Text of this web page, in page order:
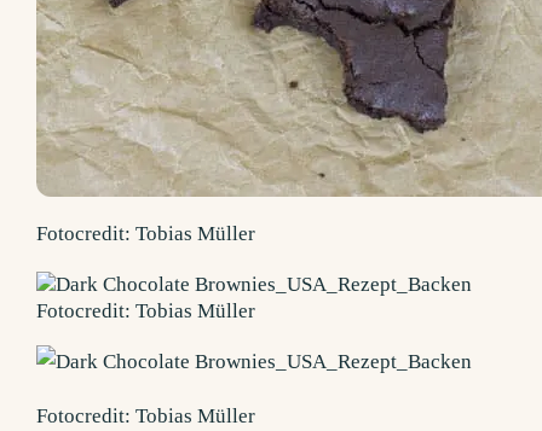
Fotocredit: Tobias Müller
Fotocredit: Tobias Müller
Fotocredit: Tobias Müller